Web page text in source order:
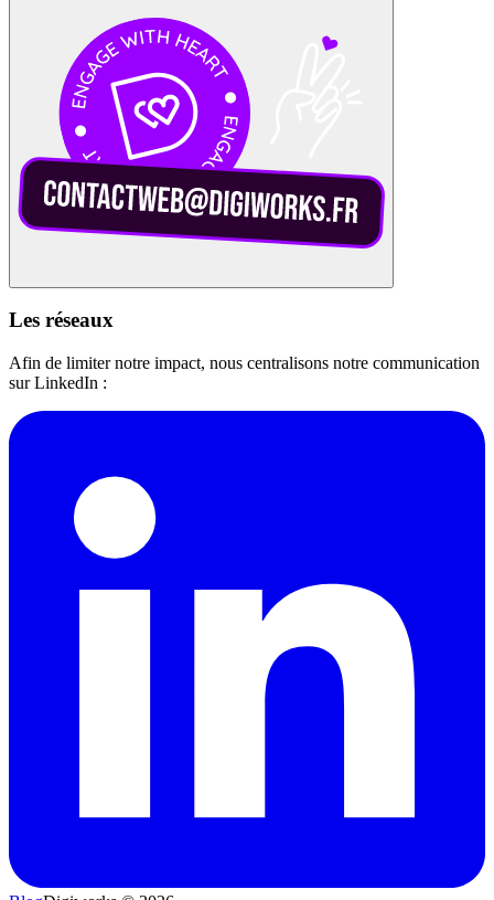
Les réseaux
Afin de limiter notre impact, nous centralisons notre communication
sur LinkedIn :